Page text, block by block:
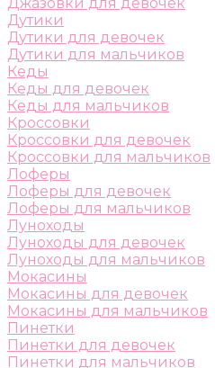
Дутики
Дутики для девочек
Дутики для мальчиков
Кеды
Кеды для девочек
Кеды для мальчиков
Кроссовки
Кроссовки для девочек
Кроссовки для мальчиков
Лоферы
Лоферы для девочек
Лоферы для мальчиков
Луноходы
Луноходы для девочек
Луноходы для мальчиков
Мокасины
Мокасины для девочек
Мокасины для мальчиков
Пинетки
Пинетки для девочек
Пинетки для мальчиков